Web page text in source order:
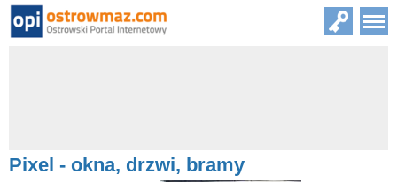
Pixel - okna, drzwi, bramy